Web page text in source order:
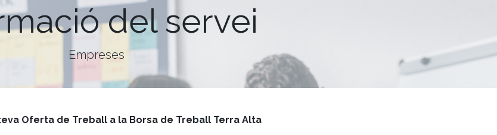
del servei
Empreses
Oferta de Treball a la Borsa de Treball Terra Alta